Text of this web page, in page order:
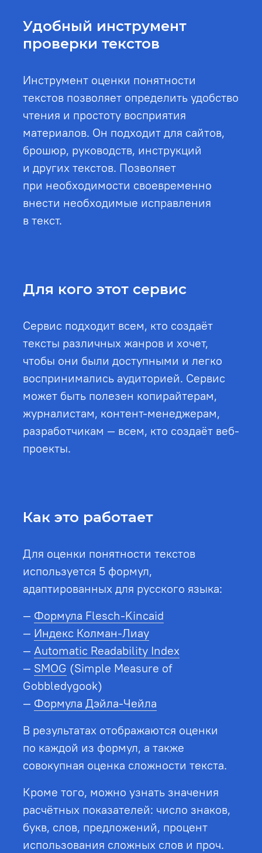
Удобный инструмент
проверки текстов
Инструмент оценки понятности
текстов позволяет определить удобство
чтения и простоту восприятия
материалов. Он подходит для сайтов,
брошюр, руководств, инструкций
и других текстов. Позволяет
при необходимости своевременно
внести необходимые исправления
в текст.
Для кого этот сервис
Сервис подходит всем, кто создаёт
тексты различных жанров и хочет,
чтобы они были доступными и легко
воспринимались аудиторией. Сервис
может быть полезен копирайтерам,
журналистам, контент-менеджерам,
разработчикам — всем, кто создаёт веб-
проекты.
Как это работает
Для оценки понятности текстов
используется 5 формул,
адаптированных для русского языка:
Формула Flesch-Kincaid
Индекс Колман-Лиау
Automatic Readability Index
SMOG (Simple Measure of
Gobbledygook)
Формула Дэйла-Чейла
В результатах отображаются оценки
по каждой из формул, а также
совокупная оценка сложности текста.
Кроме того, можно узнать значения
расчётных показателей: число знаков,
букв, слов, предложений, процент
использования сложных слов и проч.